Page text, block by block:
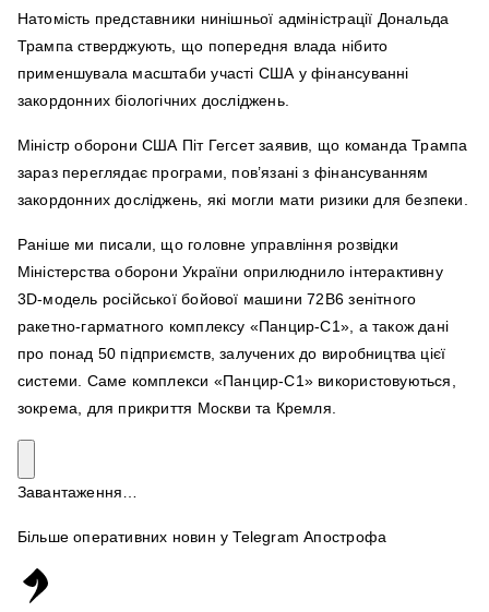
Натомість представники нинішньої адміністрації Дональда
Трампа стверджують, що попередня влада нібито
применшувала масштаби участі США у фінансуванні
закордонних біологічних досліджень.
Міністр оборони США Піт Гегсет заявив, що команда Трампа
зараз переглядає програми, пов’язані з фінансуванням
закордонних досліджень, які могли мати ризики для безпеки.
Раніше ми писали, що головне управління розвідки
Міністерства оборони України оприлюднило інтерактивну
3D-модель російської бойової машини 72В6 зенітного
ракетно-гарматного комплексу «Панцир-С1», а також дані
про понад 50 підприємств, залучених до виробництва цієї
системи. Саме комплекси «Панцир-С1» використовуються,
зокрема, для прикриття Москви та Кремля.
Завантаження…
Більше оперативних новин у Telegram Апострофа